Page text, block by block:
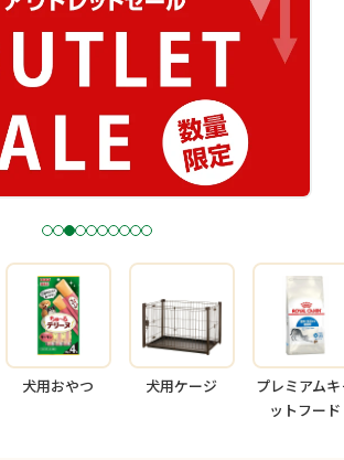
1234567891
0
犬用おやつ 犬用ケージ
プレミアム
ットフード